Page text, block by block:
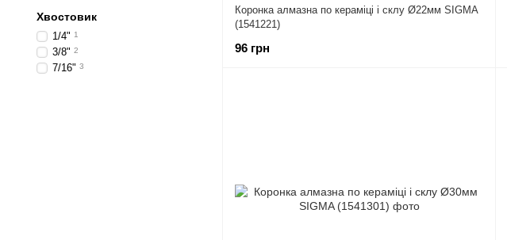
Коронка алмазна по кераміці і склу Ø22мм SIGMA
(1541221)
96 грн
Хвостовик
1/4" 1
3/8" 2
7/16" 3